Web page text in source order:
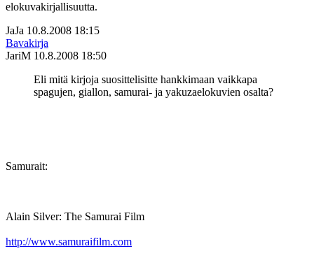
elokuvakirjallisuutta.
JaJa 10.8.2008 18:15
Bavakirja
JariM 10.8.2008 18:50
Eli mitä kirjoja suosittelisitte hankkimaan vaikkapa
spagujen, giallon, samurai- ja yakuzaelokuvien osalta?
Samurait:
Alain Silver: The Samurai Film
http://www.samuraifilm.com